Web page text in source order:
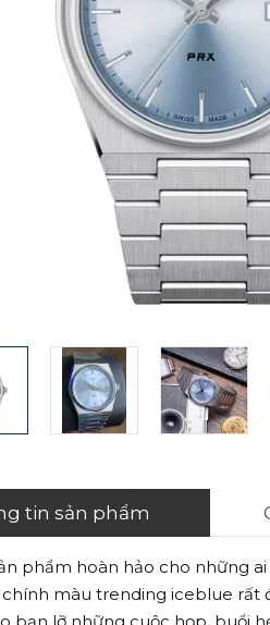
tin sản phẩm
phẩm hoàn hảo cho những
chính màu trending iceblue rất